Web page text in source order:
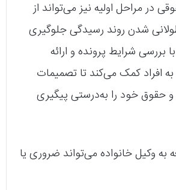
در مراحل اولیه نیز می‌تواند از
شدن روند رسیدگی جلوگیری
بررسی شرایط پرونده و ارائه
به افراد کمک می‌کند تا تصمیمات
و حقوق خود را به‌درستی پیگیری
به وکیل خانواده می‌تواند ضروری یا